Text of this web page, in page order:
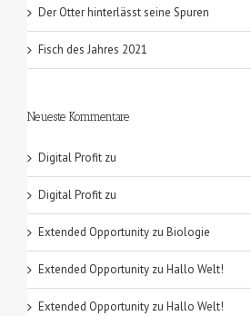
Der Otter hinterlässt seine Spuren
Fisch des Jahres 2021
Neueste Kommentare
Digital Profit zu
Digital Profit zu
Extended Opportunity zu Biologie
Extended Opportunity zu Hallo Welt!
Extended Opportunity zu Hallo Welt!